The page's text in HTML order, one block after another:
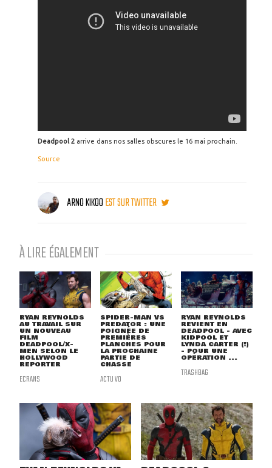
Deadpool 2 arrive dans nos salles obscures le 16 mai prochain.
Source
ARNO KIKOOEST SUR TWITTER
À LIRE ÉGALEMENT
RYAN REYNOLDS
AU TRAVAIL SUR
UN NOUVEAU
FILM
DEADPOOL/X-
MEN SELON LE
HOLLYWOOD
REPORTER
ECRANS
SPIDER-MAN VS
PREDATOR : UNE
POIGNÉE DE
PREMIÈRES
PLANCHES POUR
LA PROCHAINE
PARTIE DE
CHASSE
ACTU VO
RYAN REYNOLDS
REVIENT EN
DEADPOOL - AVEC
KIDPOOL ET
LYNDA CARTER (!)
- POUR UNE
OPÉRATION ...
TRASHBAG